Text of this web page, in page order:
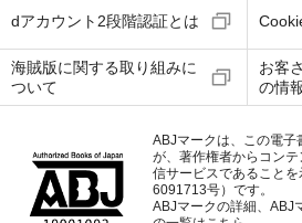
dアカウント2段階認証とは
海賊版に関する取り組みに
ついて
お客
の情
ABJマークは、この電子
が、著作権者からコン
信サービスであること
6091713号）です。
ABJマークの詳細、ABJ